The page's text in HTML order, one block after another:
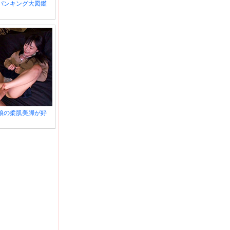
ンキング大図鑑
の柔肌美脚が好